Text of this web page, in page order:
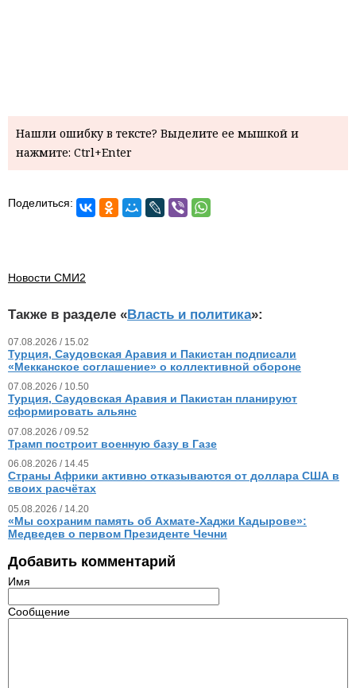
Нашли ошибку в тексте? Выделите ее мышкой и
нажмите: Ctrl+Enter
Поделиться:
Новости СМИ2
Также в разделе «Власть и политика»:
07.08.2026 / 15.02
Турция, Саудовская Аравия и Пакистан подписали
«Мекканское соглашение» о коллективной обороне
07.08.2026 / 10.50
Турция, Саудовская Аравия и Пакистан планируют
сформировать альянс
07.08.2026 / 09.52
Трамп построит военную базу в Газе
06.08.2026 / 14.45
Страны Африки активно отказываются от доллара США в
своих расчётах
05.08.2026 / 14.20
«Мы сохраним память об Ахмате-Хаджи Кадырове»:
Медведев о первом Президенте Чечни
Добавить комментарий
Имя
Сообщение